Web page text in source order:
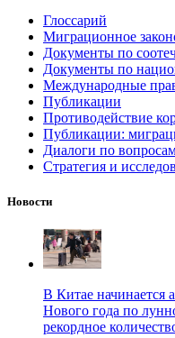
Глоссарий
Миграционное
Документы по
Документы по
Международные
Публикации
Противодействие
Публикации:
Диалоги по
Стратегия и
Новости
В Китае начинается
Нового года по
рекордное